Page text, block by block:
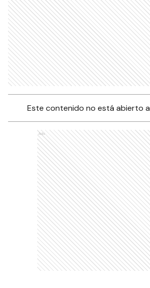
Este contenido no está abierto
Ads